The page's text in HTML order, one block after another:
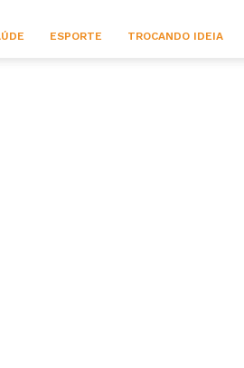
ESPORTE TROCANDO IDEIA